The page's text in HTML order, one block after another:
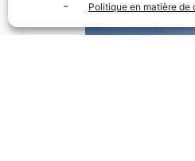
Politique en matière de